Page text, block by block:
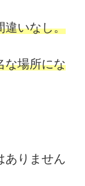
違いなし。
な場所にな
ありません